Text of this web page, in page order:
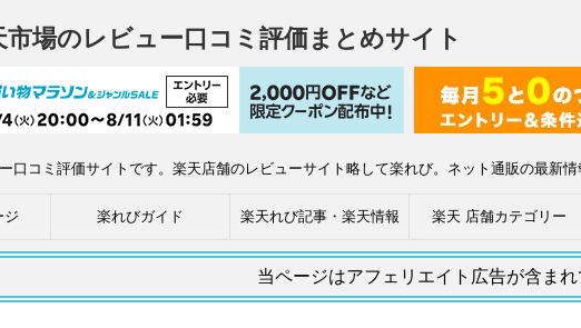
市場のレビュー口コミ評価まとめサイト
口コミ評価サイトです。楽天店舗のレビューサイト略して楽れび。ネット通販の最新情
ジ 楽れびガイド 楽天れび記事・楽天情報 楽天 店舗カテゴリー
当ページはアフェリエイト広告が含まれ